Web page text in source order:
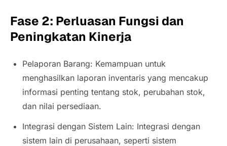
Fase 2: Perluasan Fungsi dan
Peningkatan Kinerja
Pelaporan Barang: Kemampuan untuk
menghasilkan laporan inventaris yang mencakup
informasi penting tentang stok, perubahan stok,
dan nilai persediaan.
Integrasi dengan Sistem Lain: Integrasi dengan
sistem lain di perusahaan, seperti sistem